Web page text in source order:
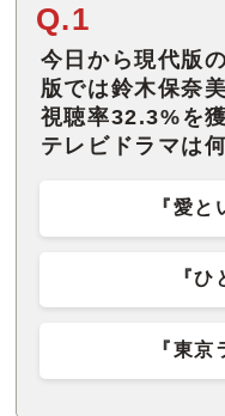
Q.1
今日から現代版
版では鈴木保奈
視聴率32.3%を
テレビドラマは
『愛と
『ひ
『東京